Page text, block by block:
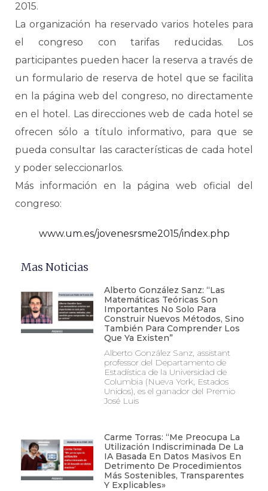
2015.
La organización ha reservado varios hoteles para
el congreso con tarifas reducidas. Los
participantes pueden hacer la reserva a través de
un formulario de reserva de hotel que se facilita
en la página web del congreso, no directamente
en el hotel. Las direcciones web de cada hotel se
ofrecen sólo a título informativo, para que se
pueda consultar las características de cada hotel
y poder seleccionarlos.
Más información en la página web oficial del
congreso:
www.um.es/jovenesrsme2015/index.php
Mas Noticias
Alberto González Sanz: “Las
Matemáticas Teóricas Son
Importantes No Solo Para
Construir Nuevos Métodos, Sino
También Para Comprender Los
Que Ya Existen”
Alberto González Sanz, assistant
professor del Departamento de
Estadística de la Universidad de
Columbia (Nueva York, Estados
Unidos), es el ganador del Premio
José Luis
Carme Torras: “Me Preocupa La
Utilización Indiscriminada De La
IA Basada En Datos Masivos En
Detrimento De Procedimientos
Más Sostenibles, Transparentes
Y Explicables»